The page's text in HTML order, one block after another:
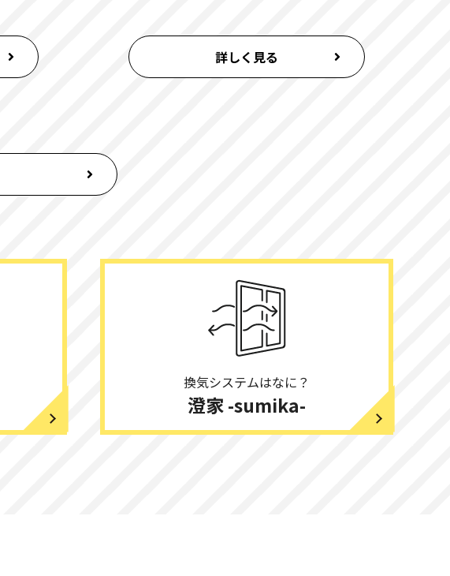
詳しく見る
換気システムはなに？
澄家 -sumika-